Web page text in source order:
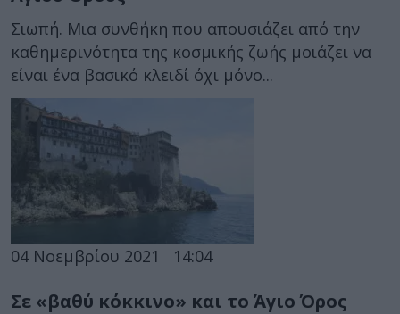
Σιωπή. Μια συνθήκη που απουσιάζει από την
καθημερινότητα της κοσμικής ζωής μοιάζει να
είναι ένα βασικό κλειδί όχι μόνο...
04 Νοεμβρίου 2021 14:04
Σε «βαθύ κόκκινο» και το Άγιο Όρος